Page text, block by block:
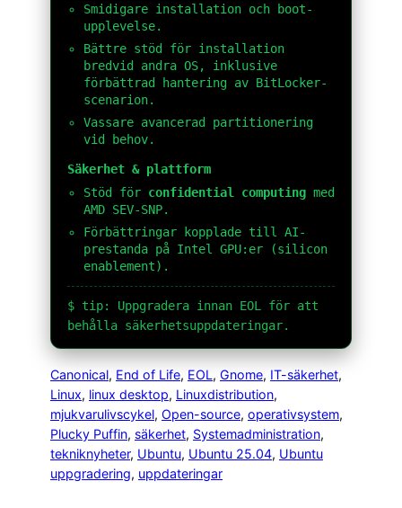
Smidigare installation och boot-
upplevelse.
Bättre stöd för installation
bredvid andra OS, inklusive
förbättrad hantering av BitLocker-
scenarion.
Vassare avancerad partitionering
vid behov.
Säkerhet & plattform
Stöd för confidential computing med
AMD SEV-SNP.
Förbättringar kopplade till AI-
prestanda på Intel GPU:er (silicon
enablement).
$ tip: Uppgradera innan EOL för att
behålla säkerhetsuppdateringar.
Canonical, End of Life, EOL, Gnome, IT-säkerhet
Linux, linux desktop, Linuxdistribution
mjukvarulivscykel, Open-source, operativsystem
Plucky Puffin, säkerhet, Systemadministration
tekniknyheter, Ubuntu, Ubuntu 25.04, Ubuntu
uppgradering, uppdateringar